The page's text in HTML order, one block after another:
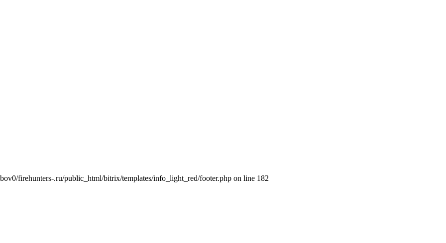
firehunters-.ru/public_html/bitrix/templates/info_light_red/footer.php on line 182